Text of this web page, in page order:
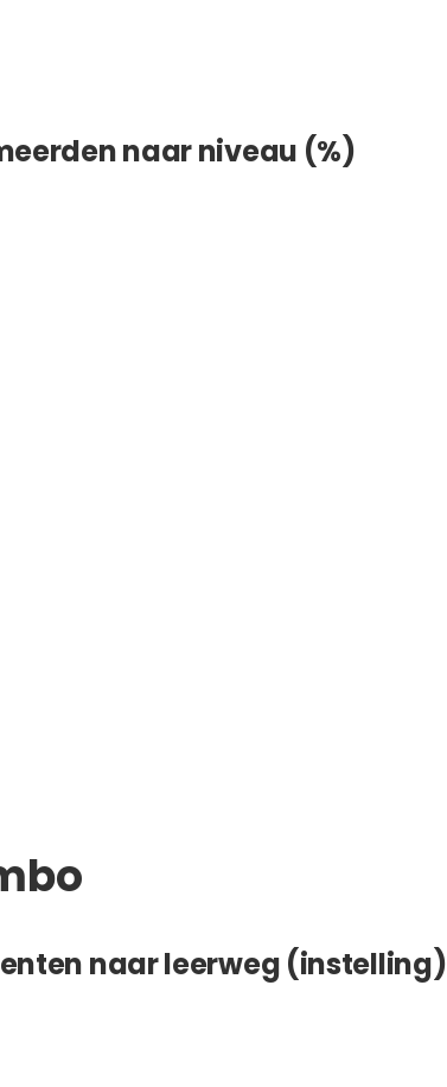
naar niveau (%)
naar leerweg (instelling)